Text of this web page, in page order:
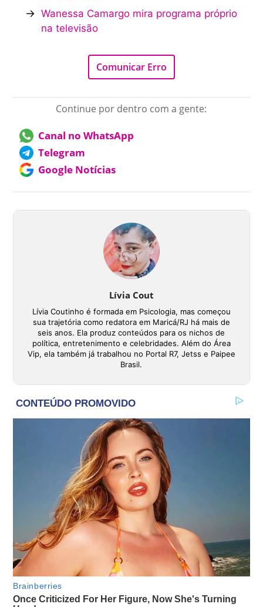
→ Wanessa Camargo mira programa próprio
na televisão
Comunicar Erro
Continue por dentro com a gente:
Canal no WhatsApp
Telegram
Google Notícias
Lívia Cout
Lívia Coutinho é formada em Psicologia, mas começou
sua trajetória como redatora em Maricá/RJ há mais de
seis anos. Ela produz conteúdos para os nichos de
política, entretenimento e celebridades. Além do Área
Vip, ela também já trabalhou no Portal R7, Jetss e Paipee
Brasil.